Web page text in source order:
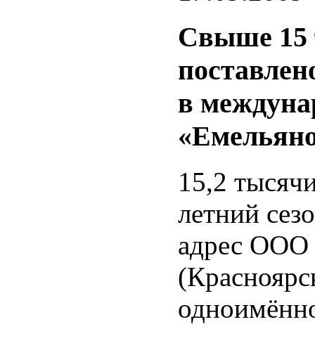
Свыше 15
в
15,2
летний
адрес ООО